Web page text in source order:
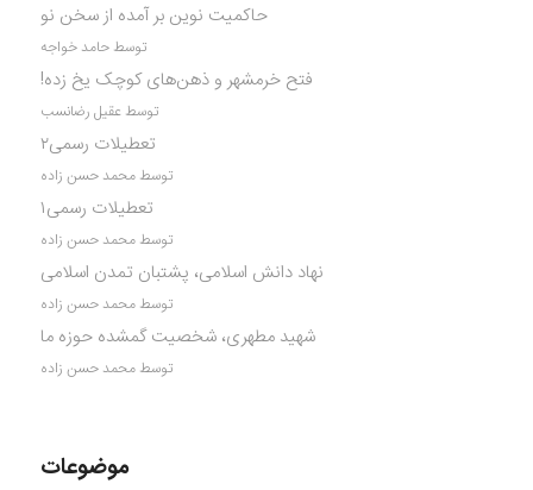
حاکمیت نوین بر آمده از سخن نو
توسط حامد خواجه
فتح خرمشهر و ذهن‌های کوچک یخ زده!
توسط عقیل رضانسب
تعطیلات رسمی۲
توسط محمد حسن زاده
تعطیلات رسمی۱
توسط محمد حسن زاده
نهاد دانش اسلامی، پشتبان تمدن اسلامی
توسط محمد حسن زاده
شهید مطهری، شخصیت گمشده حوزه ما
توسط محمد حسن زاده
موضوعات